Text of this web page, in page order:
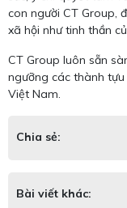
con người CT Group,
xã hội như tinh thần
CT Group luôn sẵn
ngưỡng các thành
Việt Nam.
Chia sẻ:
Bài viết khác: